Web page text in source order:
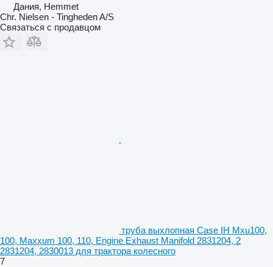
Дания, Hemmet
Chr. Nielsen - Tingheden A/S
Связаться с продавцом
труба выхлопная Case IH Mxu100,
100, Maxxum 100, 110, Engine Exhaust Manifold 2831204, 2
2831204, 2830013 для трактора колесного
7